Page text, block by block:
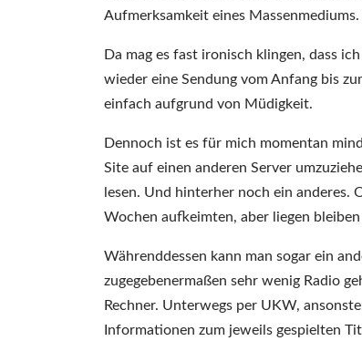
Aufmerksamkeit eines
Da mag es fast ironisch klingen, dass
wieder eine Sendung vom Anfang bis
einfach aufgrund von Müdigkeit.
Dennoch ist es für mich momentan
Site auf einen anderen Server
lesen. Und hinterher noch ein anderes.
Wochen aufkeimten, aber liegen
Währenddessen kann man sogar ein
zugegebenermaßen sehr wenig Radio
Rechner. Unterwegs per UKW,
Informationen zum jeweils gespielten